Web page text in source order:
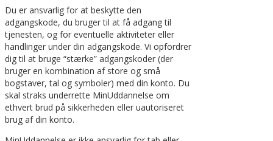
Du er ansvarlig for at beskytte den
adgangskode, du bruger til at få adgang til
tjenesten, og for eventuelle aktiviteter eller
handlinger under din adgangskode. Vi opfordrer
dig til at bruge “stærke” adgangskoder (der
bruger en kombination af store og små
bogstaver, tal og symboler) med din konto. Du
skal straks underrette MinUddannelse om
ethvert brud på sikkerheden eller uautoriseret
brug af din konto.